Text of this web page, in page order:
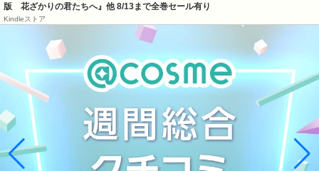
版 花ざかりの君たちへ』他 8/13まで全巻セール有り
Kindleストア